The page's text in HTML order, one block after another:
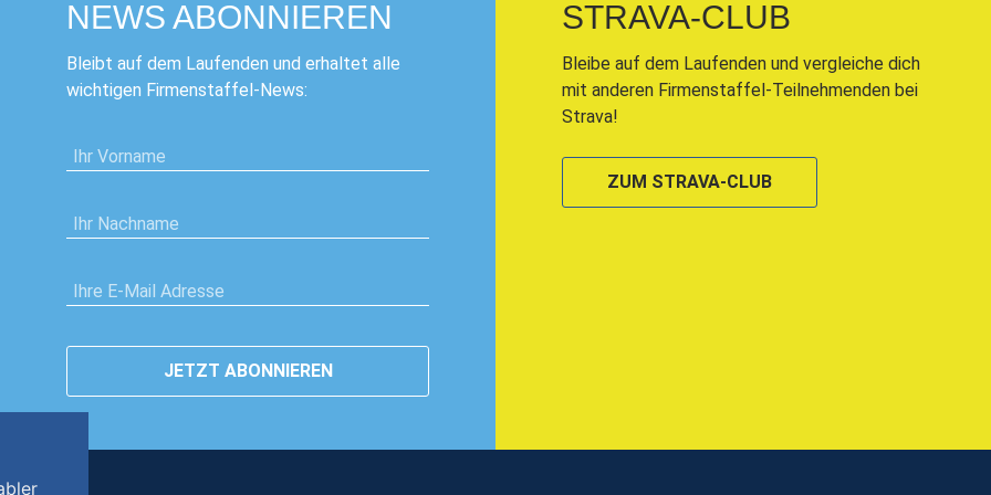
NEWS ABONNIEREN
Bleibt auf dem Laufenden und erhaltet alle
wichtigen Firmenstaffel-News:
VORNAME*
NACHNAME*
E-MAIL*
STRAVA-CLUB
Bleibe auf dem Laufenden und vergleiche dich
mit anderen Firmenstaffel-Teilnehmenden bei
Strava!
ZUM STRAVA-CLUB